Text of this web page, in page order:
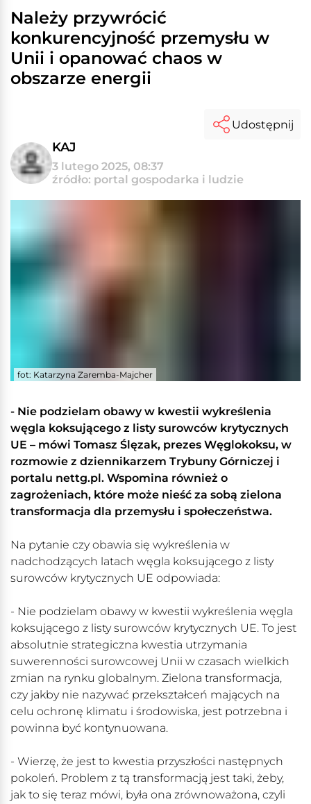
Należy przywrócić
konkurencyjność przemysłu w
Unii i opanować chaos w
obszarze energii
KAJ
3 lutego 2025, 08:37
źródło: portal gospodarka i ludzie
Udostępnij
fot: Katarzyna Zaremba-Majcher
- Nie podzielam obawy w kwestii wykreślenia
węgla koksującego z listy surowców krytycznych
UE – mówi Tomasz Ślęzak, prezes Węglokoksu, w
rozmowie z dziennikarzem Trybuny Górniczej i
portalu nettg.pl. Wspomina również o
zagrożeniach, które może nieść za sobą zielona
transformacja dla przemysłu i społeczeństwa.
Na pytanie czy obawia się wykreślenia w
nadchodzących latach węgla koksującego z listy
surowców krytycznych UE odpowiada:
- Nie podzielam obawy w kwestii wykreślenia węgla
koksującego z listy surowców krytycznych UE. To jest
absolutnie strategiczna kwestia utrzymania
suwerenności surowcowej Unii w czasach wielkich
zmian na rynku globalnym. Zielona transformacja,
czy jakby nie nazywać przekształceń mających na
celu ochronę klimatu i środowiska, jest potrzebna i
powinna być kontynuowana.
- Wierzę, że jest to kwestia przyszłości następnych
pokoleń. Problem z tą transformacją jest taki, żeby,
jak to się teraz mówi, była ona zrównoważona, czyli